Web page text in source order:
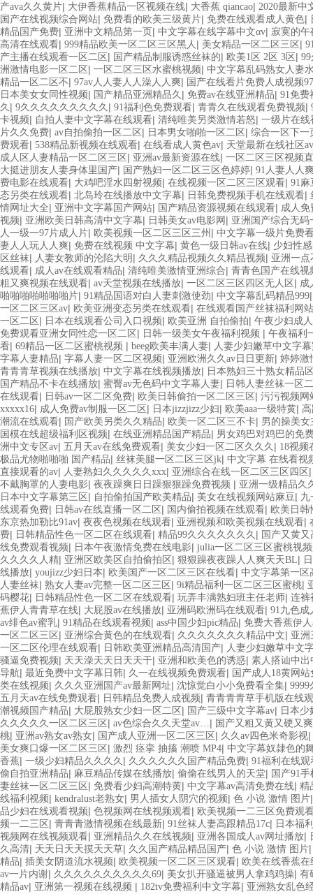
产ava久久黄片| 大伊香蕉精品一区视频在线| 大香蕉 qiancao| 2020最新中
国产在线视频综合网站| 免费看的欧美三级黄片| 免费在线观看成人黄色|
精品国产免费| 亚洲中文精品第一页 | 中文字幕在线字幕中文αv| 寂寞的午
高清在线观看| 999精品欧美一区二区三区黑人 | 美女精品一区二区三区 |
产主播在线观看一区二区 | 国产精品制服诱惑丝袜的| 欧美1区 2区 3区 |
洲激情电影一区二区 | 一区二区三区水蜜桃视频| 中文字幕乱码熟女人妻
精品一区二区不| 97av人人妻人人澡人人爽| 国产在线看片免费人成视频97
日本美女女同性视频| 国产精品亚洲精品久 | 免费av在线亚洲精品| 91免费
久 | 9久久久久久久久久久 | 91福利色免费观看| 青青久在线观看免费视频|
卡视频| 自拍人妻中文字幕在线观看| 清纯唯美另类激情若怒| 一级片在线
片久久免费| av自拍偷拍一区二区 | 日本男女啪啪一区二区 | 综合一区下一
费观看| 538精品新视频在线观看| 在线看成人黄色av| 天堂最新在线社区av
成人区人妻精品一区二区三区 | 亚洲av最新资源在线| 一区二区三区视频
大挺进朋友人妻身体里国产| 国产熟妇一区二区三区色婷婷| 91人妻人人
费电影在线观看| 大鸡吧淫水四射视频| 在线视频一区二区三区观看| 91
态另类在线观看| 北岛玲在线播放中文字幕| 日韩免费视频手机在线观看|
情网址大全| 亚洲中文字幕国产网站| 国产精品资源视频在线观看| 成人免
视频| 亚洲欧美日韩高清中文字幕| 日韩美女av电影网 | 亚洲国产综合无码
人一级一97片成人片| 欧美视频一区二区三区三州 | 中文字幕一级片免费
妻人人玩人人爽| 免费在线视频 中文字幕| 黄色一级日韩av在线| 少妇性
区丝袜| 人妻女教师的沦陷大明 | 久久久精品视频久久精品视频| 亚洲一点
线观看| 成人av在线观看精品| 清纯唯美激情亚洲综合| 青青色国产在线视
粗又爽视频在线观看| av天堂视频在线播放| 一区二区三区四区无人区 | 成
啪啪啪啪啪啪啪片| 91精品国语对白人妻刺激使劲| 中文字幕乱码精品999
一区二区三区av| 欧美亚洲变态另类在线观看| 在线观看国产丝袜福利网站
一区二区 | 日本在线观看公司入口视频| 欧美亚洲 自拍偷拍| 午夜少妇成
免费观看亚洲女同性恋一区二区 | 日韩一级美女午夜福利视频 | 午夜福利
看| 69精品一区二区蜜桃视频 | beeg欧美丰满人妻| 人妻少妇嫩草中文字
字幕人妻精品| 字幕人妻一区二区视频| 亚洲欧洲久久av日日更新| 婷婷激
青青青草视频在线播放| 中文字幕在线视频播放| 日本熟妇三十熟女精品
国产精品不卡在线播放| 蜜臀av无色码中文字幕人妻| 日韩人妻丝袜一区
在线观看| 日韩av一区二区免费| 欧美日韩偷拍一区二区三区 | 污污视频网
xxxxx16| 成人免费av制服一区二区 | 日本jizzjizz少妇| 欧美aaa一级特黄|
潮流在线观看| 国产欧美另类久久精品| 欧美一区二区三不卡| 男的操美
国模在线超级福利区视频| 在线亚洲精品国产精品| 男女鸡巴对鸡巴的免
洲中文专区av| 五月天av在线免费观看| 美女少妇一区二区久久久 | 18视频
极品尤物啪啪啪 国产精品| 丝袜美腿一区二区三区jk| 中文字幕 在线看视
直接观看的av| 人妻熟妇久久久久久xxx| 亚洲综合在线一区二区三区四区
不戴胸罩的人妻电影| 夜夜躁爽日日躁狠狠躁免费视频 | 亚洲一级精品久
日本中文字幕第三区 | 自拍偷拍国产欧美精品| 美女在线视频网站麻豆| 九
线观看免费| 日韩av在线直播一区二区 | 国内偷拍视频在线观看| 欧美日韩
东京热加勒比91av| 夜夜色视频在线观看| 亚洲视频和欧美视频在线观看|
费| 日韩精品性色一区二区在线观看| 精品99久久久久久久久 | 国产又黄
线免费观看视频| 日本午夜激情免费在线电影| julia一区二区三区蜜桃视频
久久久久人精| 亚洲区欧美区自拍偷拍区 | 狠狠躁夜夜躁人人爽天天BL|
线播放| youjizz少妇日本| 欧美国产一区二区三区在线看| 中文字幕第一区
人妻丝袜| 熟女人妻av完整一区二区三区 | 9i精品福利一区二区三区蜜桃|
码樱花| 日韩精品性色一区二区在线观看| 玩弄丰满熟妇班主任老师| 连裤
蕉伊人青青草在线| 大屁股av在线播放| 亚洲码欧洲码在线观看| 91九色成
av绯色av蜜乳| 91精品在线观看视频| ass中国少妇pic精品| 免费大香蕉伊人
一区二区三区 | 亚洲综合黄色的在线观看| 久久久久久久久精品中文| 亚洲
一区二区伦理在线观看| 日韩欧美亚洲精品高清国产| 人妻少妇嫩草中文
骚逼免费视频| 天天澡天天日天天干| 亚洲和欧美色的诱惑| 素人搭讪中
导航| 最近免费中文字幕日韩| 久一在线视频免费观看| 国产成人18黄网
类在线视频| 久久久亚洲国产av最新网址| 沈惊觉白小小免费看全集| 9999
五月天av在线免费观看| 日韩精品免费人成视频| 青青青青草手机版在线
潮视频国产精品| 大屁股熟女少妇一区二区 | 国产三级中文字幕av| 日本
久久久久久一区二区三区 | av色综合久久天堂av…| 国产又粗又黄又硬又
桃| 亚洲av熟女av熟女| 国产成人亚洲一区二区三区 | 久久av四色米奇影视|
美女爽口爆一区二区三区 | 激烈 痉挛 抽搐 潮喷 MP4| 中文字幕奴隷色的
香蕉| 一级少妇精品久久久久 | 久久久久久久国产精品免费| 91福利在线观
偷自拍亚洲精品| 麻豆精品传媒在线播放| 偷偷在线男人的天堂| 国产91
妻丝袜一区二区三区 | 免费看少妇高潮特黄| 中文字幕av高清免费在线| 精
线福利视频| kendralust老熟女| 男人插女人阴穴的视频| 色 小说 激情 图片
品少妇在线观看视频| 色视频网在线视频观看| 欧美视频一二三区免费观
频一二三区 | 青青青激情视频在线最新| 91丝袜人妻高跟精品17c| 日本福
视频网在线视频观看| 亚洲精品久久在线视频| 亚洲各国成人av网址播放|
久高清| 天天日天天摸天天草| 久久国产精品精品国产| 色 小说 激情 图片
精品| 插美女阴道流水视频| 欧美视频一区二区三区观看| 欧美在线香蕉在
av一片内谢| 久久久久久久久久久久69| 美女扒开骚逼被男人拿鸡鸡操| 有
精品av| 亚洲第一视频在线视频 | 182tv免费福利中文字幕| 亚洲熟女乱色